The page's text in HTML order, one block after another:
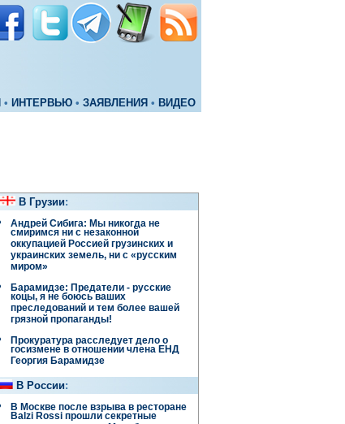
• ИНТЕРВЬЮ • ЗАЯВЛЕНИЯ • ВИДЕО
В Грузии:
Андрей Сибига: Мы никогда не
смиримся ни с незаконной
оккупацией Россией грузинских и
украинских земель, ни с «русским
миром»
Барамидзе: Предатели - русские
коцы, я не боюсь ваших
преследований и тем более вашей
грязной пропаганды!
Прокуратура расследует дело о
госизмене в отношении члена ЕНД
Георгия Барамидзе
В России:
В Москве после взрыва в ресторане
Balzi Rossi прошли секретные